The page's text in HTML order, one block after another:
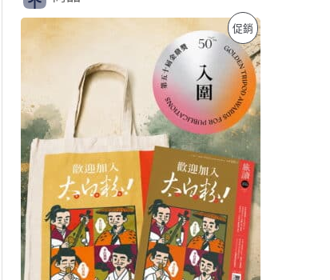
促銷 特
價
商
品
原
5
4
。
格
：
9
9
。